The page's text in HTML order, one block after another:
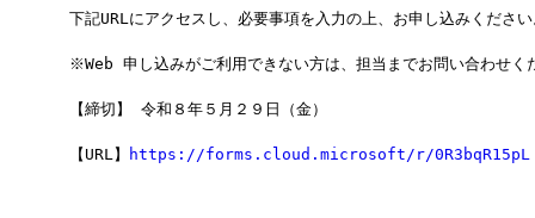
下記URLにアクセスし、必要事項を入力の上、お申し込みくださ
※Web 申し込みがご利用できない方は、担当までお問い合わせく
【締切】 令和８年５月２９日（金）
【URL】 https://forms.cloud.microsoft/r/0R3bqR15pL